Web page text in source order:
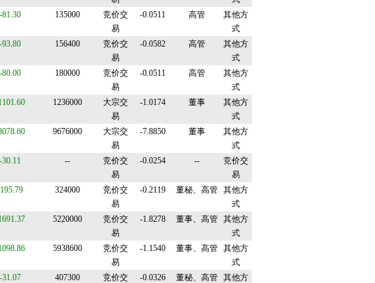
-81.30 135000
竞价交
易
-0.0511 高管
其他方
式
-93.80 156400
竞价交
易
-0.0582 高管
其他方
式
-80.00 180000
竞价交
易
-0.0511 高管
其他方
式
1236000
大宗交
易
-1.0174 董事
其他方
式
9676000
大宗交
易
-7.8850 董事
其他方
式
-30.11 --
竞价交
易
-0.0254 --
竞价交
易
324000
竞价交
易
-0.2119 董秘、高管 其他方
式
5220000
竞价交
易
-1.8278 董事、高管 其他方
式
5938600
竞价交
易
-1.1540 董事、高管 其他方
式
-31.07 407300
竞价交
-0.0326 董秘、高管 其他方